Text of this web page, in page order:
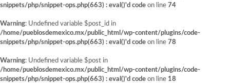
snippets/php/snippet-ops.php(663) : eval()'d code on line 74
Warning: Undefined variable $post_id in
/home/pueblosdemexico.mx/public_html/wp-content/plugins/code-
snippets/php/snippet-ops.php(663) : eval()'d code on line 78
Warning: Undefined variable $post in
/home/pueblosdemexico.mx/public_html/wp-content/plugins/code-
snippets/php/snippet-ops.php(663) : eval()'d code on line 18